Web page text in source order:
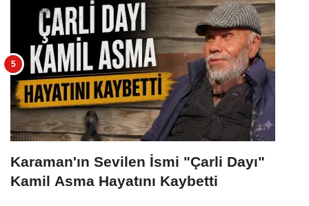
Karaman'ın Sevilen İsmi "Çarli Dayı"
Kamil Asma Hayatını Kaybetti